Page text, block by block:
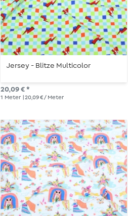
Jersey - Blitze Multicolor
20,09 € *
1 Meter | 20,09 € / Meter